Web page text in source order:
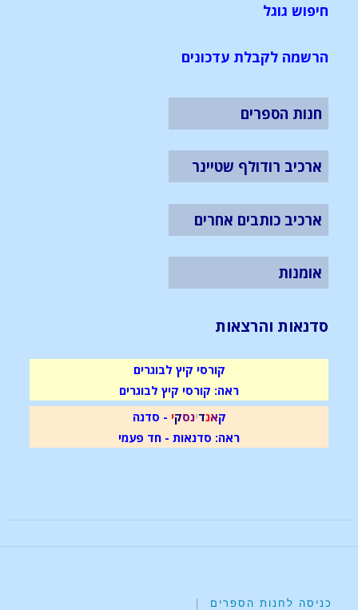
חיפוש גוגל
הרשמה לקבלת עדכונים
חנות הספרים
ארכיב רודולף שטיינר
ארכיב כותבים אחרים
אומנות
סדנאות והרצאות
קורסי קיץ לבוגרים
ראה: קורסי קיץ לבוגרים
קאנדינסקי - סדנה
ראה: סדנאות - חד פעמי
כניסה לחנות הספרים |